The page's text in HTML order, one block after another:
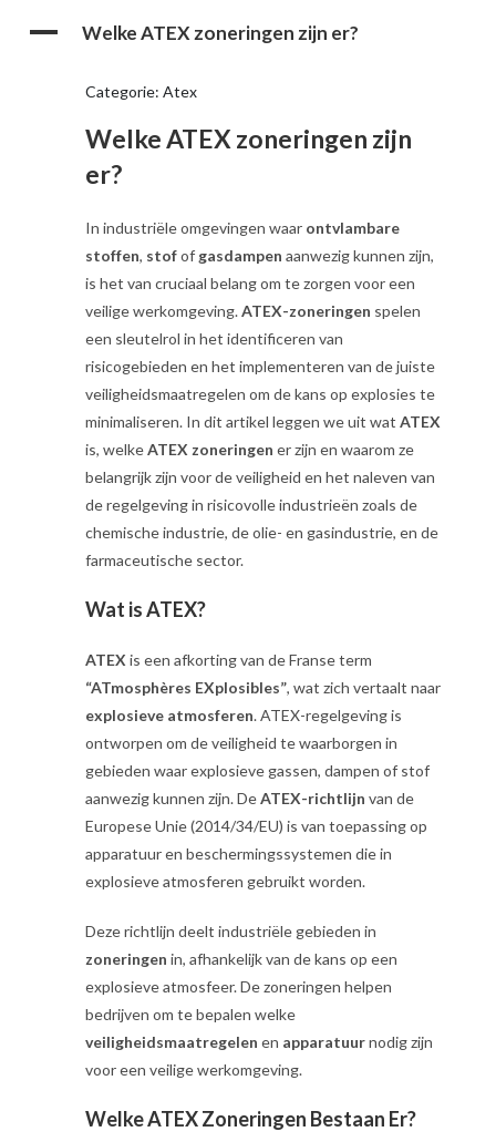
A Welke ATEX zoneringen zijn er?
Categorie: Atex
Welke ATEX zoneringen zijn
er?
In industriële omgevingen waar ontvlambare
stoffen, stofof gasdampen aanwezig kunnen zijn,
is het van cruciaal belang om te zorgen voor een
veilige werkomgeving.ATEX-zoneringen spelen
een sleutelrol in het identificeren van
risicogebieden en het implementeren van de juiste
veiligheidsmaatregelen om de kans op explosies te
minimaliseren. In dit artikel leggen we uit watATEX
is, welkeATEX zoneringen er zijn en waarom ze
belangrijk zijn voor de veiligheid en het naleven van
de regelgeving in risicovolle industrieën zoals de
chemische industrie, de olie- en gasindustrie, en de
farmaceutische sector.
Wat is ATEX?
ATEX is een afkorting van de Franse term
“ATmosphères EXplosibles”, wat zich vertaalt naar
explosieve atmosferen. ATEX-regelgeving is
ontworpen om de veiligheid te waarborgen in
gebieden waar explosieve gassen, dampen of stof
aanwezig kunnen zijn. DeATEX-richtlijn van de
Europese Unie (2014/34/EU) is van toepassing op
apparatuur en beschermingssystemen die in
explosieve atmosferen gebruikt worden.
Deze richtlijn deelt industriële gebieden in
zoneringen in, afhankelijk van de kans op een
explosieve atmosfeer. De zoneringen helpen
bedrijven om te bepalen welke
veiligheidsmaatregelen en apparatuurnodig zijn
voor een veilige werkomgeving.
Welke ATEX Zoneringen Bestaan Er?